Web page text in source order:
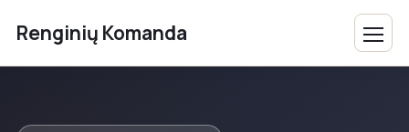
Renginių Komanda